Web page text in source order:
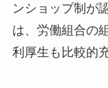
ンショップ制が
は、労働組合の
利厚生も比較的